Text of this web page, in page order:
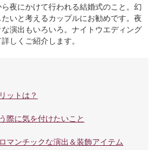
夜にかけて行われる結婚式のこと。幻
いと考えるカップルにお勧めです。夜
演出もいろいろ。ナイトウエディング
しくご紹介します。
ットは？
際に気を付けたいこと
マンチックな演出＆装飾アイテム